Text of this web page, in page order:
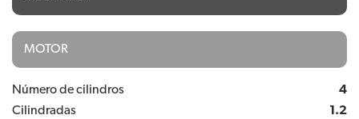
MOTOR
Número de cilindros
4
Cilindradas
1.2